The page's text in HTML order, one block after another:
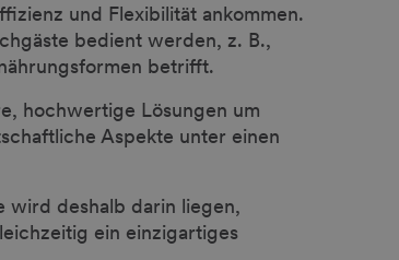
und Flexibilität ankommen.
bedient werden, z. B.,
betrifft.
hochwertige Lösungen um
Aspekte unter einen
wird deshalb darin liegen,
ein einzigartiges